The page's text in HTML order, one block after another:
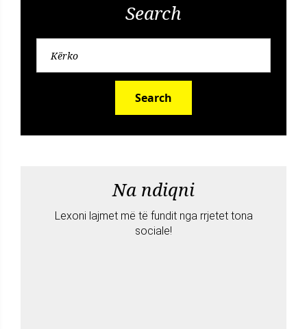
Search
Search
Na ndiqni
Lexoni lajmet më të fundit nga rrjetet tona
sociale!